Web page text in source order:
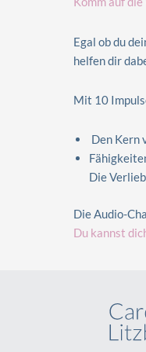
Egal ob du
helfen dir
Mit 10
Den Kern
Die
Die Audio-
Du kannst